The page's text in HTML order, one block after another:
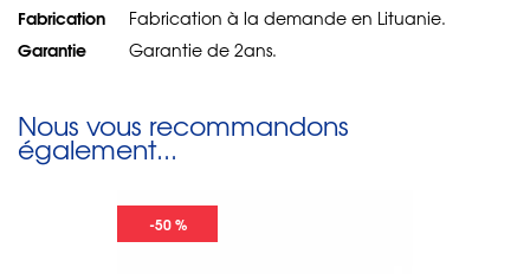
Fabrication Fabrication à la demande en Lituanie.
Garantie Garantie de 2ans.
Nous vous recommandons
également...
-50 %